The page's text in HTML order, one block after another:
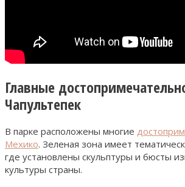
Главные
Чапультепек
В парке расположены многие
Мехико. Зеленая зона имеет
где установлены скульптуры и бюсты
культуры страны.